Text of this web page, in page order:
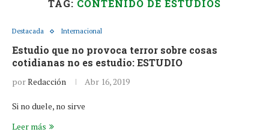
TAG: CONTENIDO DE ESTUDIOS
Destacada Internacional
Estudio que no provoca terror sobre cosas
cotidianas no es estudio: ESTUDIO
porRedacción Abr 16, 2019
Si no duele, no sirve
Leer más